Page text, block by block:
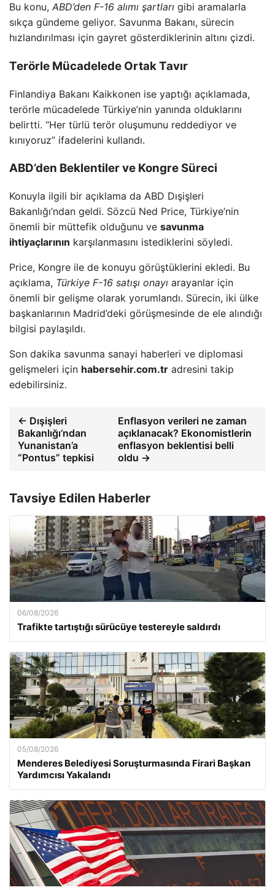
Bu konu, ABD’den F-16 alımı şartları gibi aramalarla
sıkça gündeme geliyor. Savunma Bakanı, sürecin
hızlandırılması için gayret gösterdiklerinin altını çizdi.
Terörle Mücadelede Ortak Tavır
Finlandiya Bakanı Kaikkonen ise yaptığı açıklamada,
terörle mücadelede Türkiye’nin yanında olduklarını
belirtti. “Her türlü terör oluşumunu reddediyor ve
kınıyoruz” ifadelerini kullandı.
ABD’den Beklentiler ve Kongre Süreci
Konuyla ilgili bir açıklama da ABD Dışişleri
Bakanlığı’ndan geldi. Sözcü Ned Price, Türkiye’nin
önemli bir müttefik olduğunu ve savunma
ihtiyaçlarının karşılanmasını istediklerini söyledi.
Price, Kongre ile de konuyu görüştüklerini ekledi. Bu
açıklama, Türkiye F-16 satışı onayı arayanlar için
önemli bir gelişme olarak yorumlandı. Sürecin, iki ülke
başkanlarının Madrid’deki görüşmesinde de ele alındığı
bilgisi paylaşıldı.
Son dakika savunma sanayi haberleri ve diplomasi
gelişmeleri için habersehir.com.tr adresini takip
edebilirsiniz.
← Dışişleri
Bakanlığı’ndan
Yunanistan’a
“Pontus” tepkisi
Enflasyon verileri ne zaman
açıklanacak? Ekonomistlerin
enflasyon beklentisi belli
oldu →
Tavsiye Edilen Haberler
06/08/2026
Trafikte tartıştığı sürücüye testereyle saldırdı
05/08/2026
Menderes Belediyesi Soruşturmasında Firari Başkan
Yardımcısı Yakalandı